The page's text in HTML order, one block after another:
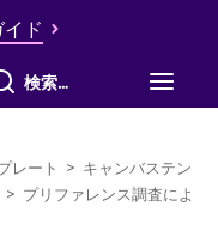
ド
て検索
レート > キャンバステン
> プリファレンス調査によ